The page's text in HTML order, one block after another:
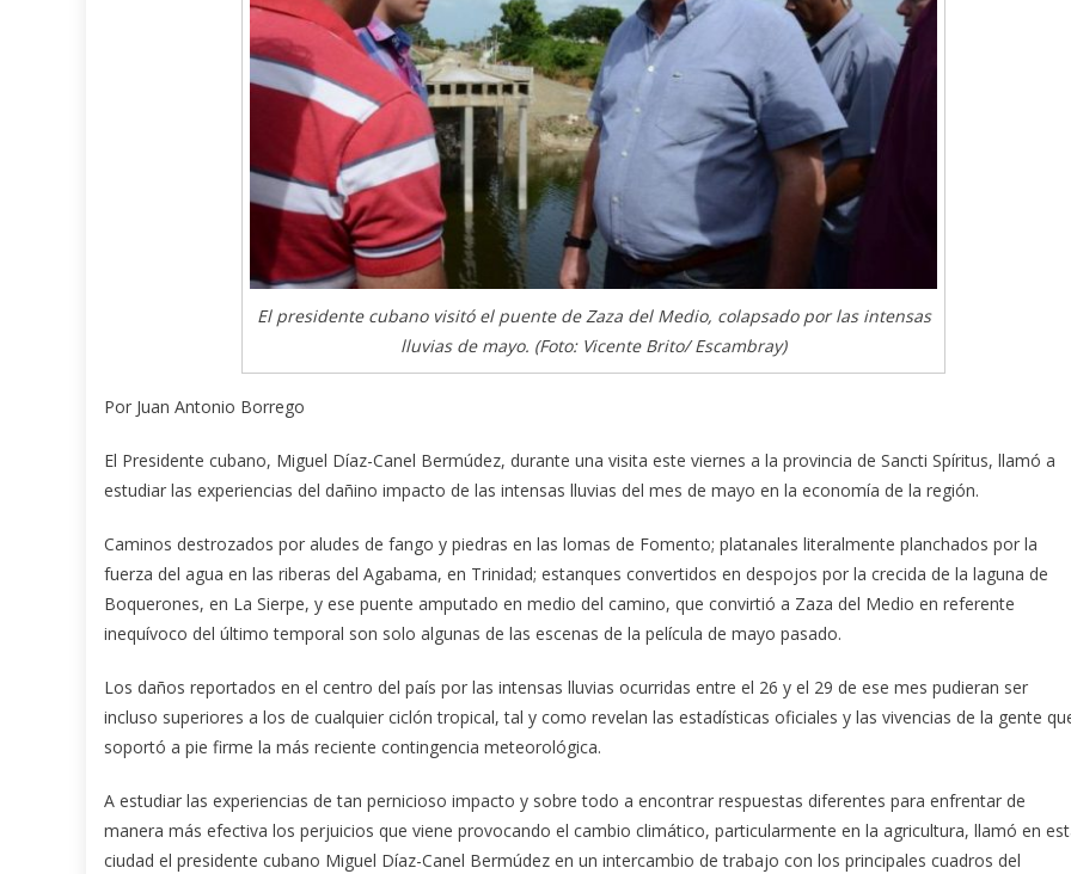
El presidente cubano visitó el puente de Zaza del Medio, colapsado por las intensas
lluvias de mayo. (Foto: Vicente Brito/ Escambray)
Por Juan Antonio Borrego
El Presidente cubano, Miguel Díaz-Canel Bermúdez, durante una visita este viernes a la provincia de Sancti Spíritus, llamó a
estudiar las experiencias del dañino impacto de las intensas lluvias del mes de mayo en la economía de la región.
Caminos destrozados por aludes de fango y piedras en las lomas de Fomento; platanales literalmente planchados por la
fuerza del agua en las riberas del Agabama, en Trinidad; estanques convertidos en despojos por la crecida de la laguna de
Boquerones, en La Sierpe, y ese puente amputado en medio del camino, que convirtió a Zaza del Medio en referente
inequívoco del último temporal son solo algunas de las escenas de la película de mayo pasado.
Los daños reportados en el centro del país por las intensas lluvias ocurridas entre el 26 y el 29 de ese mes pudieran ser
incluso superiores a los de cualquier ciclón tropical, tal y como revelan las estadísticas oficiales y las vivencias de la gente
soportó a pie firme la más reciente contingencia meteorológica.
A estudiar las experiencias de tan pernicioso impacto y sobre todo a encontrar respuestas diferentes para enfrentar de
manera más efectiva los perjuicios que viene provocando el cambio climático, particularmente en la agricultura, llamó en
ciudad el presidente cubano Miguel Díaz-Canel Bermúdez en un intercambio de trabajo con los principales cuadros del